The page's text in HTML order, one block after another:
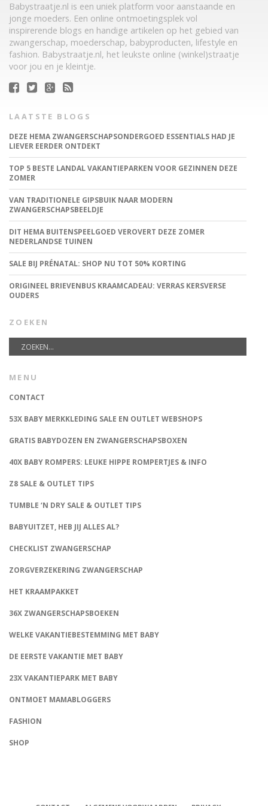
Babystraatje.nl is een uniek platform voor aanstaande en
jonge moeders. Een online ontmoetingsplek vol
inspirerende blogs en handige artikelen op het gebied van
zwangerschap, moederschap, babyproducten, lifestyle en
fashion. Babystraatje.nl, het leukste online (winkel)straatje
voor jou en je kleintje.
LAATSTE BLOGS
DEZE HEMA ZWANGERSCHAPSONDERGOED ESSENTIALS HAD JE
LIEVER EERDER ONTDEKT
TOP 5 BESTE LANDAL VAKANTIEPARKEN VOOR GEZINNEN DEZE
ZOMER
VAN TRADITIONELE GIPSBUIK NAAR MODERN
ZWANGERSCHAPSBEELDJE
DIT HEMA BUITENSPEELGOED VEROVERT DEZE ZOMER
NEDERLANDSE TUINEN
SALE BIJ PRÉNATAL: SHOP NU TOT 50% KORTING
ORIGINEEL BRIEVENBUS KRAAMCADEAU: VERRAS KERSVERSE
OUDERS
ZOEKEN
MENU
CONTACT
53X BABY MERKKLEDING SALE EN OUTLET WEBSHOPS
GRATIS BABYDOZEN EN ZWANGERSCHAPSBOXEN
40X BABY ROMPERS: LEUKE HIPPE ROMPERTJES & INFO
Z8 SALE & OUTLET TIPS
TUMBLE ‘N DRY SALE & OUTLET TIPS
BABYUITZET, HEB JIJ ALLES AL?
CHECKLIST ZWANGERSCHAP
ZORGVERZEKERING ZWANGERSCHAP
HET KRAAMPAKKET
36X ZWANGERSCHAPSBOEKEN
WELKE VAKANTIEBESTEMMING MET BABY
DE EERSTE VAKANTIE MET BABY
23X VAKANTIEPARK MET BABY
ONTMOET MAMABLOGGERS
FASHION
SHOP